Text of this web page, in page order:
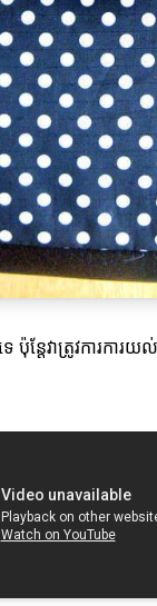
តែវាត្រូវការកា